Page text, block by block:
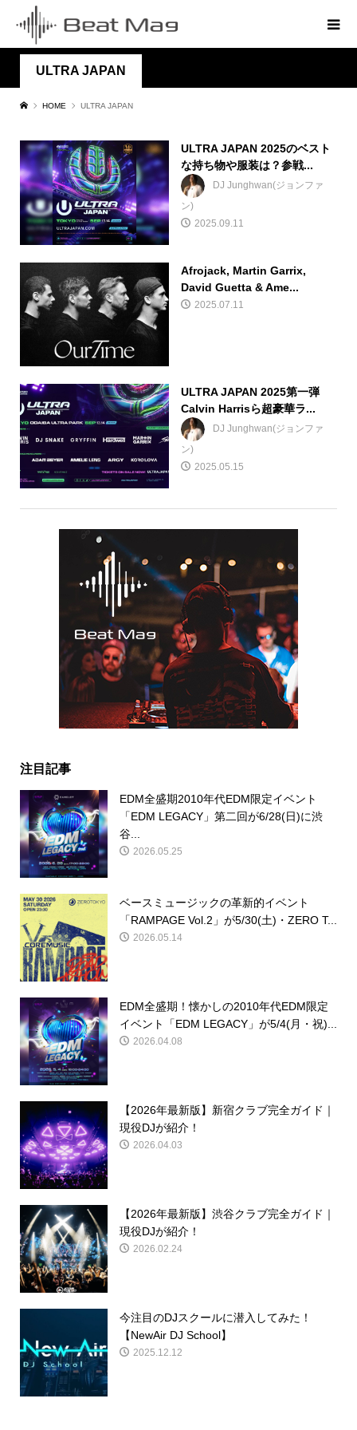
ULTRA JAPAN
HOME ULTRA JAPAN
ULTRA JAPAN 2025のベスト
な持ち物や服装は？参戦...
DJ Junghwan(ジョンファ
ン)
2025.09.11
Afrojack, Martin Garrix,
David Guetta & Ame...
2025.07.11
ULTRA JAPAN 2025第一弾
Calvin Harrisら超豪華ラ...
DJ Junghwan(ジョンファ
ン)
2025.05.15
注目記事
EDM全盛期2010年代EDM限定イベント
「EDM LEGACY」第二回が6/28(日)に渋
谷...
2026.05.25
ベースミュージックの革新的イベント
「RAMPAGE Vol.2」が5/30(土)・ZERO T...
2026.05.14
EDM全盛期！懐かしの2010年代EDM限定
イベント「EDM LEGACY」が5/4(月・祝)...
2026.04.08
【2026年最新版】新宿クラブ完全ガイド｜
現役DJが紹介！
2026.04.03
【2026年最新版】渋谷クラブ完全ガイド｜
現役DJが紹介！
2026.02.24
今注目のDJスクールに潜入してみた！
【NewAir DJ School】
2025.12.12